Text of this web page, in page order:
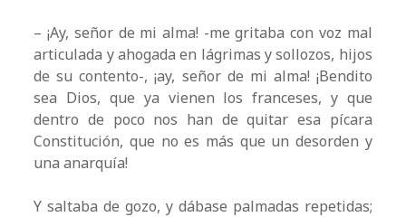
– ¡Ay, señor de mi alma! -me gritaba con voz mal
articulada y ahogada en lágrimas y sollozos, hijos
de su contento-, ¡ay, señor de mi alma! ¡Bendito
sea Dios, que ya vienen los franceses, y que
dentro de poco nos han de quitar esa pícara
Constitución, que no es más que un desorden y
una anarquía!
Y saltaba de gozo, y dábase palmadas repetidas;